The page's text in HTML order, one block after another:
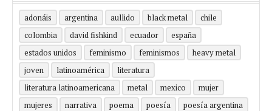
adonáis argentina aullido black metal
chile
colombia
david fishkind ecuador
españa
estados unidos
feminismo feminismos
heavy metal
joven
latinoamérica
literatura
literatura latinoamericana
metal mexico
mujer
mujeres
narrativa poema poesía
poesía argentina